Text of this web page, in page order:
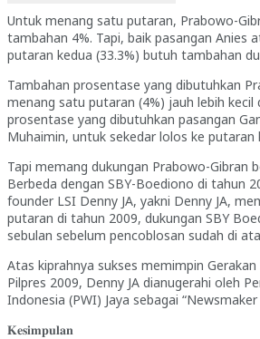
Untuk menang satu putaran, Prabowo-
tambahan 4%. Tapi, baik pasangan Anies
putaran kedua (33.3%) butuh tambahan
Tambahan prosentase yang dibutuhkan
menang satu putaran (4%) jauh lebih kecil
prosentase yang dibutuhkan pasangan
Muhaimin, untuk sekedar lolos ke putaran
Tapi memang dukungan Prabowo-Gibran
Berbeda dengan SBY-Boediono di tahun
founder LSI Denny JA, yakni Denny JA,
putaran di tahun 2009, dukungan SBY
sebulan sebelum pencoblosan sudah di
Atas kiprahnya sukses memimpin
Pilpres 2009, Denny JA dianugerahi oleh
Indonesia (PWI) Jaya sebagai
𝐊𝐞𝐬𝐢𝐦𝐩𝐮𝐥𝐚𝐧